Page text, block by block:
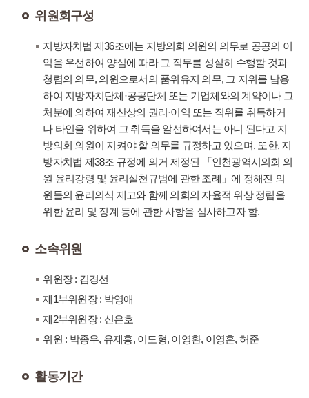
위원회구성
지방자치법 제36조에는 지방의회 의원의 의무로 공공의 이
익을 우선하여 양심에 따라 그 직무를 성실히 수행할 것과
청렴의 의무, 의원으로서의 품위유지 의무, 그 지위를 남용
하여 지방자치단체·공공단체 또는 기업체와의 계약이나 그
처분에 의하여 재산상의 권리·이익 또는 직위를 취득하거
나 타인을 위하여 그 취득을 알선하여서는 아니 된다고 지
방의회 의원이 지켜야 할 의무를 규정하고 있으며, 또한, 지
방자치법 제38조 규정에 의거 제정된 「인천광역시의회 의
원 윤리강령 및 윤리실천규범에 관한 조례」에 정해진 의
원들의 윤리의식 제고와 함께 의회의 자율적 위상 정립을
위한 윤리 및 징계 등에 관한 사항을 심사하고자 함.
소속위원
위원장 : 김경선
제1부위원장 : 박영애
제2부위원장 : 신은호
위원 : 박종우, 유제홍, 이도형, 이영환, 이영훈, 허준
활동기간